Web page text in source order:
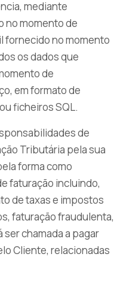
mediante
no momento de
fornecido no momento
os dados que
de
em formato de
ficheiros SQL.
de
Tributária pela sua
forma como
faturação incluindo,
de taxas e impostos
faturação fraudulenta,
chamada a pagar
Cliente, relacionadas